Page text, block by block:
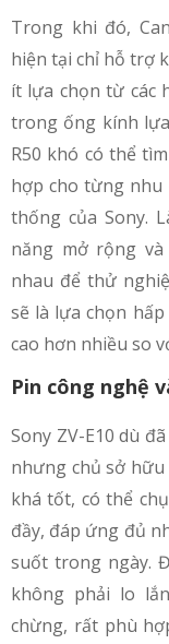
Trong khi đó,
hiện tại chỉ hỗ trợ
ít lựa chọn từ các
trong ống kính
R50 khó có thể
hợp cho từng nhu
thống của Sony.
năng mở rộng
nhau để thử
sẽ là lựa chọn
cao hơn nhiều so
Pin công nghệ
Sony ZV-E10 dù
nhưng chủ sở hữu
khá tốt, có thể
đầy, đáp ứng đủ
suốt trong ngày.
không phải lo
chừng, rất phù